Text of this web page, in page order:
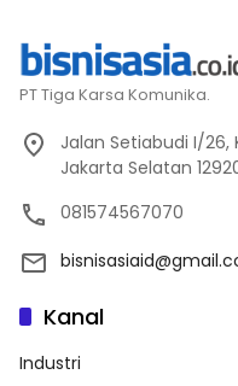
PT Tiga Karsa Komunika.
Jalan Setiabudi I/
Jakarta Selatan
081574567070
Kanal
Industri